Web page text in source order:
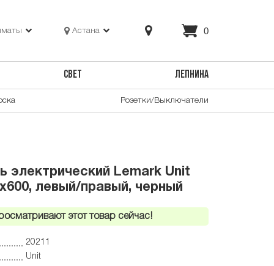
Астана 0
СВЕТ ЛЕПНИНА
Розетки/Выключатели
электрический Lemark Unit
левый/правый, черный
этот товар сейчас!
20211
Unit